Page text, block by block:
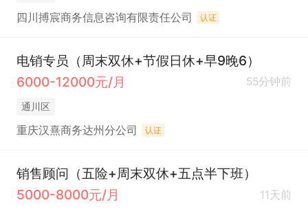
四川搏宸商务信息咨询有限责任公司 认证
电销专员（周末双休+节假日休+早9晚6）
6000-12000元/月
55分钟前
通川区
重庆汉熹商务达州分公司 认证
销售顾问（五险+周末双休+五点半下班）
5000-8000元/月
11天前